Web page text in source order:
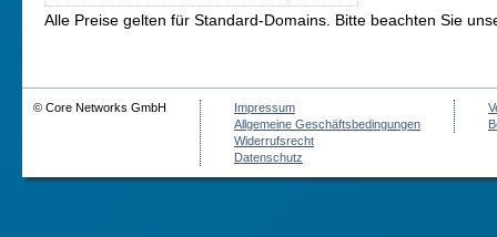
Alle Preise gelten für Standard-Domains. Bitte beachten Sie
© Core Networks GmbH
Impressum
Allgemeine Geschäftsbedingungen
Widerrufsrecht
Datenschutz